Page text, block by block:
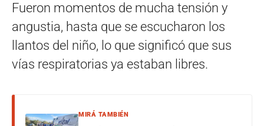
Fueron momentos de mucha tensión y
angustia, hasta que se escucharon los
llantos del niño, lo que significó que sus
vías respiratorias ya estaban libres.
MIRÁ TAMBIÉN